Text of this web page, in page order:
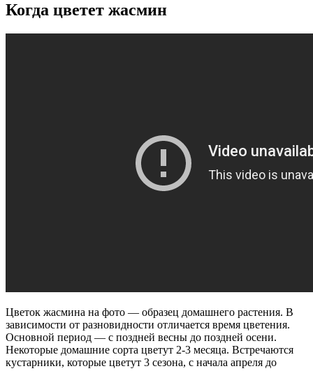
Когда цветет жасмин
Цветок жасмина на фото — образец домашнего растения. В
зависимости от разновидности отличается время цветения.
Основной период — с поздней весны до поздней осени.
Некоторые домашние сорта цветут 2-3 месяца. Встречаются
кустарники, которые цветут 3 сезона, с начала апреля до